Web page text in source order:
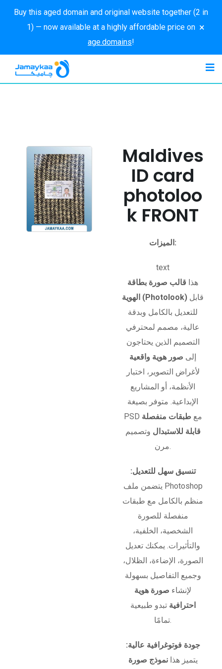
Buy this aged domain and original website together (2 in
1) — now available at a highly affordable price on
age.domains!
×
Maldives
ID card
photoloo
k FRONT
الميزات:
text
هذا قالب صورة بطاقة
الهوية (Photolook)
للتعديل بالكامل وبدقة
عالية، مصمم لمحترفي
التصميم الذين يحتاجون
إلى صور هوية واقعية
لأغراض التصوير، اختبار
الأنظمة، أو المشاريع
الإبداعية. متوفر بصيغة
PSD معطبقات منفصلة
قابلة للاستبدال وتصميم
مرن.
تنسيق سهل للتعديل:
يتضمن ملف Photoshop
منظم بالكامل مع طبقات
منفصلة للصورة
الشخصية، الخلفية،
والتأثيرات. يمكنك تعديل
الصورة، الإضاءة، الظلال،
وجميع التفاصيل بسهولة
لإنشاء صورة هوية
احترافية تبدو طبيعية
تمامًا.
جودة فوتوغرافية عالية:
يتميز هذانموذج صورة